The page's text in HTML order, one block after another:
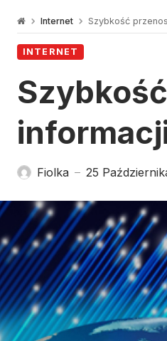
Internet Szybkość
INTERNET
Fiolka — 25